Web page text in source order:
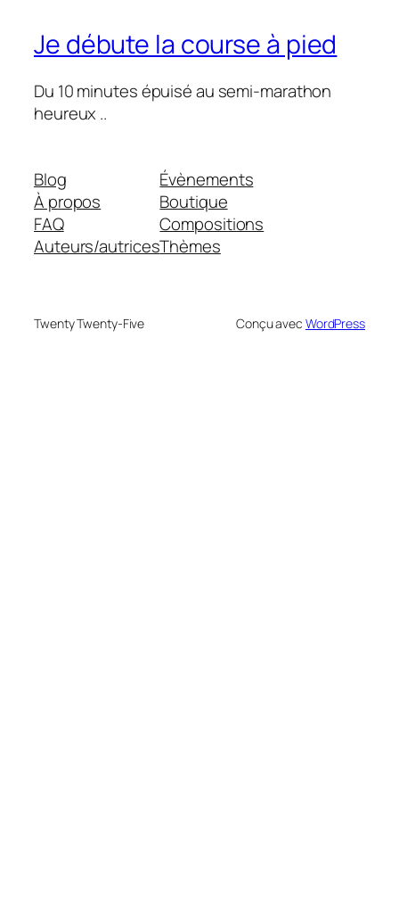
Je débute la course à pied
Du 10 minutes épuisé au semi-marathon
heureux ..
Blog
À propos
FAQ
Auteurs/autrices
Évènements
Boutique
Compositions
Thèmes
Twenty Twenty-Five Conçu avec WordPress